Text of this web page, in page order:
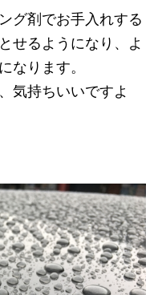
グ剤でお手入れする
せるようになり、よ
なります。
気持ちいいですよ